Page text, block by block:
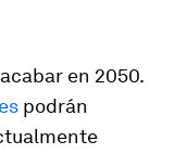
en 2050.
podrán